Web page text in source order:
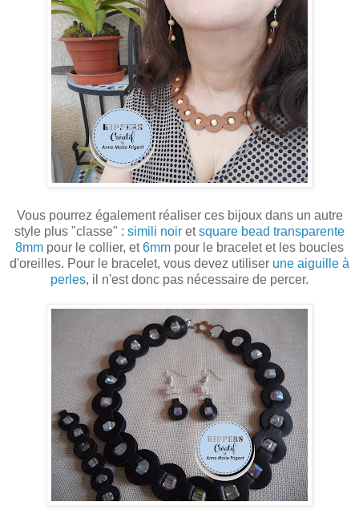
Vous pourrez également réaliser ces bijoux dans un autre
style plus "classe" : simili noir etsquare bead transparente
8mm pour le collier, et6mm pour le bracelet et les boucles
d'oreilles. Pour le bracelet, vous devez utiliser une aiguille à
perles, il n'est donc pas nécessaire de percer.